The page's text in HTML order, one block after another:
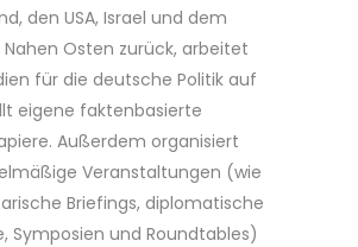
den USA, Israel und dem
Osten zurück, arbeitet
für die deutsche Politik auf
eigene faktenbasierte
Außerdem organisiert
Veranstaltungen (wie
Briefings, diplomatische
Symposien und Roundtables)